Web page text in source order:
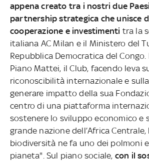
appena creato tra i nostri due
partnership strategica che unisce
cooperazione e investimenti tra la
italiana AC Milan e il Ministero del
Repubblica Democratica del
Piano Mattei, il Club, facendo leva
riconoscibilità internazionale e
generare impatto della sua
centro di una piattaforma
sostenere lo sviluppo economico e
grande nazione dell’Africa Centrale,
biodiversità ne fa uno dei polmoni
pianeta". Sul piano sociale, con il